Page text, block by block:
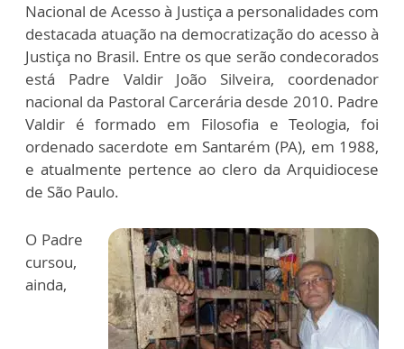
Nacional de Acesso à Justiça a personalidades com
destacada atuação na democratização do acesso à
Justiça no Brasil. Entre os que serão condecorados
está Padre Valdir João Silveira, coordenador
nacional da Pastoral Carcerária desde 2010. Padre
Valdir é formado em Filosofia e Teologia, foi
ordenado sacerdote em Santarém (PA), em 1988,
e atualmente pertence ao clero da Arquidiocese
de São Paulo.
O Padre
cursou,
ainda,